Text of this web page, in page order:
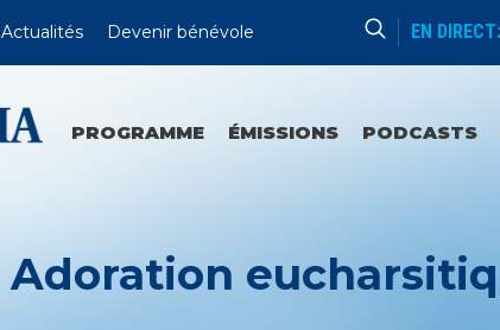
Actualités Devenir bénévole EN DIRECT:
Formation
PROGRAMME ÉMISSIONS PODCASTS
Adoration